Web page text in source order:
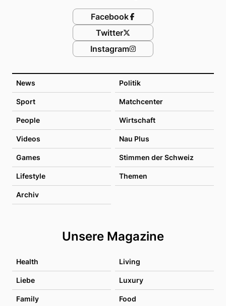
News Politik
Sport Matchcenter
People Wirtschaft
Videos Nau Plus
Games Stimmen der Schweiz
Lifestyle Themen
Archiv
Unsere Magazine
Health Living
Liebe Luxury
Family Food
Facebook
Twitter
Instagram